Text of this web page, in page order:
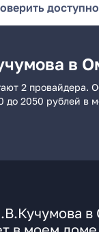
в
2
2050 рублей
в